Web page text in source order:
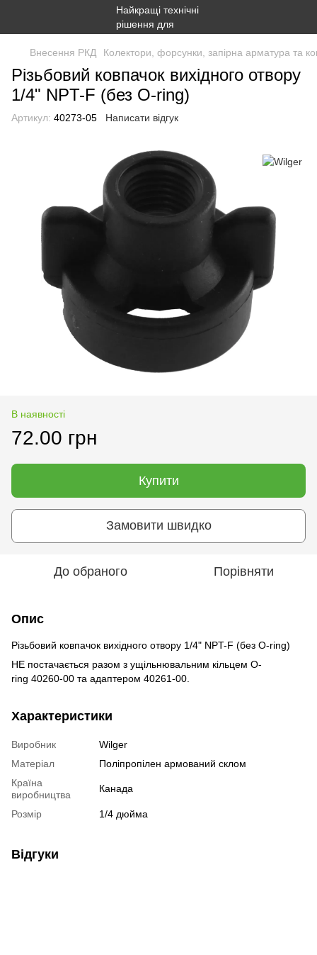
Внесення РКД Колектори, форсунки, запірна арматура та
Різьбовий ковпачок вихідного отвору
1/4" NPT-F (без O-ring)
Артикул: 40273-05 Написати відгук
В наявності
72.00 грн
Купити
Замовити швидко
До обраного Порівняти
Опис
Різьбовий ковпачок вихідного отвору 1/4" NPT-F (без O-ring)
НЕ постачається разом з ущільнювальним кільцем O-
ring 40260-00 та адаптером 40261-00.
Характеристики
Виробник
Wilger
Матеріал
Поліпропілен армований склом
Країна
виробництва
Канада
Розмір 1/4 дюйма
Відгуки